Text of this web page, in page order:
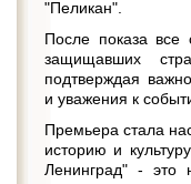
"Пеликан".
После показа все
защищавших
подтверждая
и уважения к
Премьера стала
историю и
Ленинград" - это